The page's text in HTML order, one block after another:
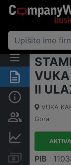
Sažetak
Osobe i
Finansijski
Računi i
II
VUKA
Gora
PIB